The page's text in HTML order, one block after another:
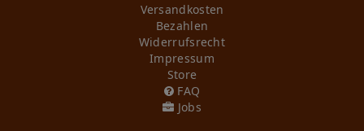
Versandkosten
Bezahlen
Widerrufs­recht
Impressum
Store
FAQ
Jobs